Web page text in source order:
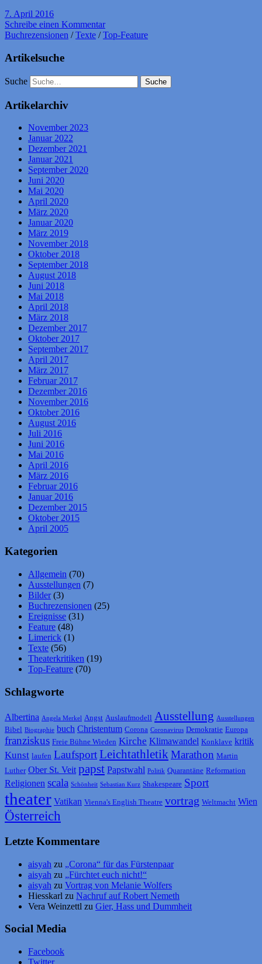
7. April 2016
Schreibe einen Kommentar
Buchrezensionen /Texte /Top-Feature
Artikelsuche
Suche
Artikelarchiv
November 2023
Januar 2022
Dezember 2021
Januar 2021
September 2020
Juni 2020
Mai 2020
April 2020
März 2020
Januar 2020
März 2019
November 2018
Oktober 2018
September 2018
August 2018
Juni 2018
Mai 2018
April 2018
März 2018
Dezember 2017
Oktober 2017
September 2017
April 2017
März 2017
Februar 2017
Dezember 2016
November 2016
Oktober 2016
August 2016
Juli 2016
Juni 2016
Mai 2016
April 2016
März 2016
Februar 2016
Januar 2016
Dezember 2015
Oktober 2015
April 2005
Kategorien
Allgemein (70)
Ausstellungen (7)
Bilder(3)
Buchrezensionen (25)
Ereignisse (31)
Feature (48)
Limerick (1)
Texte (56)
Theaterkritiken (19)
Top-Feature (70)
Schlagworte
Albertina Angela Merkel Angst Auslaufmodell Ausstellung Ausstellungen
Bibel Biographie buch Christentum Corona Coronavirus Demokratie Europa
franziskus Freie Bühne Wieden Kirche Klimawandel Konklave kritik
Kunst laufen LaufsportLeichtathletikMarathon Martin
Luther Ober St. Veit papst Papstwahl Politik Quarantäne Reformation
Religionen scala Schönheit Sebastian Kurz Shakespeare Sport
theater Vatikan Vienna's English Theatre vortrag Weltmacht Wien
Österreich
Letzte Kommentare
aisyah zu „Corona“ für das Fürstenpaar
aisyah zu „Fürchtet euch nicht!“
aisyah zu Vortrag von Melanie Wolfers
Hiesskarl zu Nachruf auf Robert Nemeth
Vera Weinzettl zu Gier, Hass und Dummheit
Social Media
Facebook
Twitter